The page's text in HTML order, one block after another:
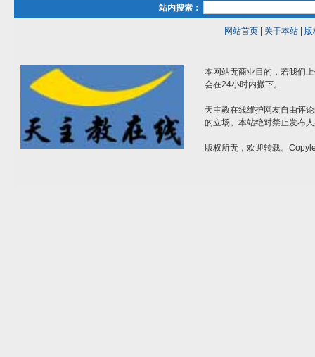
站内搜索：
网站首页| 关于本站| 版
本网站无商业目的，若我们
会在24小时内撤下。
天主教在线维护网友自由评
的立场。本站绝对禁止发布
版权所无，欢迎转载。